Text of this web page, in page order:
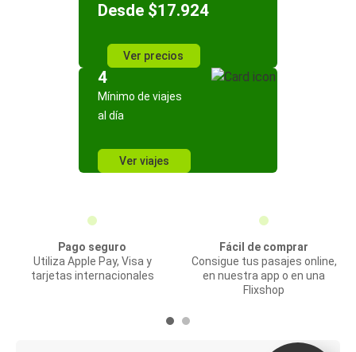
Desde $17.924
Ver precios
4
Mínimo de viajes
al día
Ver viajes
Pago seguro
Utiliza Apple Pay, Visa y
tarjetas internacionales
Fácil de comprar
Consigue tus pasajes online,
en nuestra app o en una
Flixshop